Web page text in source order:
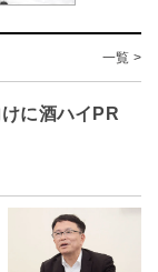
一覧 >
けに酒ハイPR